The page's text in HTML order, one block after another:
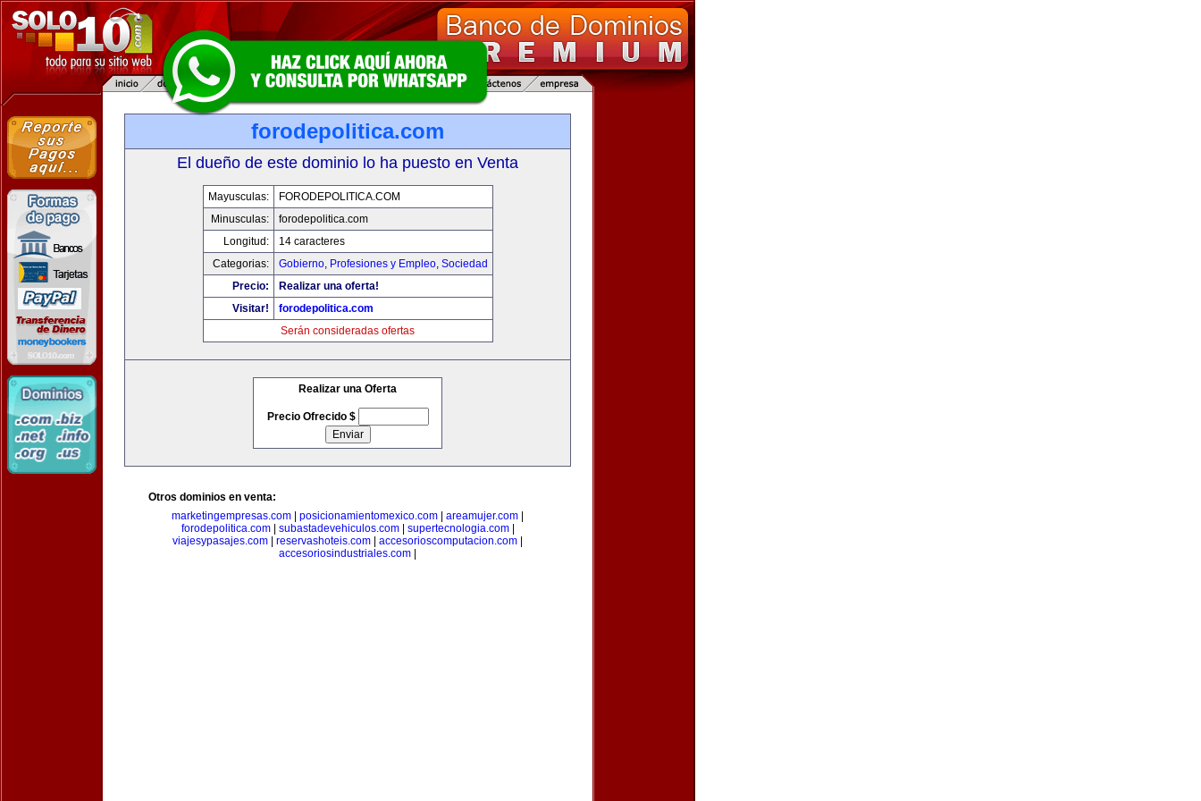
forodepolitica.com
El dueño de este dominio lo ha puesto en Venta
Mayusculas:
FORODEPOLITICA.COM
Minusculas:
forodepolitica.com
Longitud:
14 caracteres
Categorias:
Gobierno, Profesiones y Empleo, Sociedad
Precio:
Realizar una oferta!
Visitar!
forodepolitica.com
Serán consideradas ofertas
Realizar una Oferta
Precio Ofrecido $
Otros dominios en venta:
marketingempresas.com
posicionamientomexico.com areamujer.com
forodepolitica.com| subastadevehiculos.com| supertecnologia.com|
viajesypasajes.com
reservashoteis.com accesorioscomputacion.com
accesoriosindustriales.com